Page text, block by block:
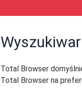
Total Browser
Total Browser na